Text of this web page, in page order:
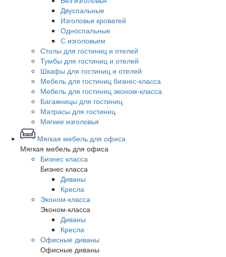
Двуспальные
Изголовья кроватей
Односпальные
С изголовьем
Столы для гостиниц и отелей
Тумбы для гостиниц и отелей
Шкафы для гостиниц и отелей
Мебель для гостиниц бизнес-класса
Мебель для гостиниц эконом-класса
Багажницы для гостиниц
Матрасы для гостиниц
Мягкие изголовья
Мягкая мебель для офиса
Мягкая мебель для офиса
Бизнес класса
Бизнес класса
Диваны
Кресла
Эконом-класса
Эконом-класса
Диваны
Кресла
Офисные диваны
Офисные диваны